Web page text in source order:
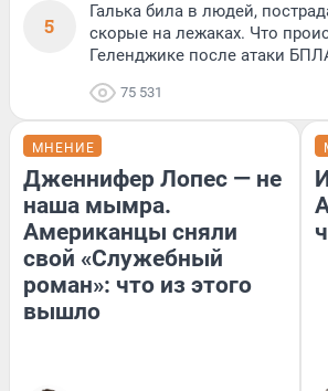
5
Галька била в людей,
скорые на лежаках. Что
Геленджике после атаки
75 531
МНЕНИЕ
Дженнифер Лопес — не
наша мымра.
Американцы сняли
свой «Служебный
роман»: что из этого
вышло